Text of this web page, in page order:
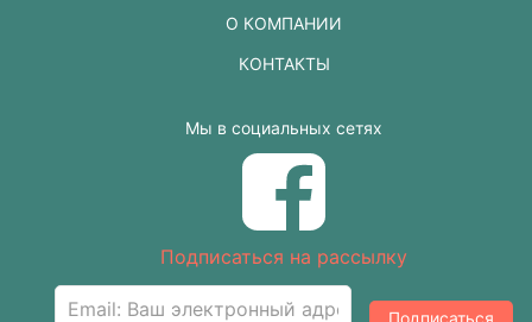
О КОМПАНИИ
КОНТАКТЫ
Мы в социальных сетях
Подписаться на рассылку
Подписаться